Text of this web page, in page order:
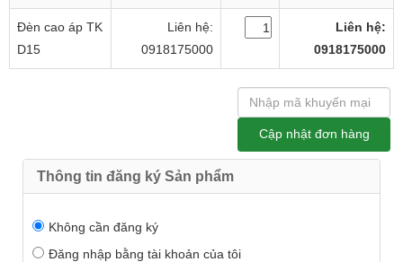
Đèn cao áp TK
D15
Liên hệ:
0918175000
Liên hệ:
0918175000
Thông tin đăng ký Sản phẩm
Không cần đăng ký
Đăng nhập bằng tài khoản của tôi